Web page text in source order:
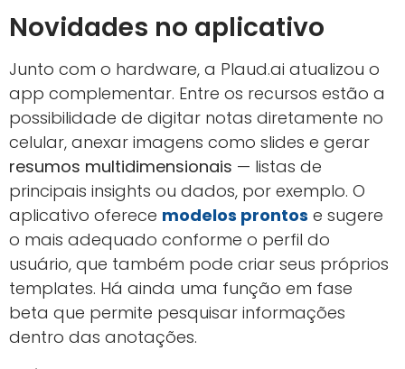
Novidades no aplicativo
Junto com o hardware, a Plaud.ai atualizou o
app complementar. Entre os recursos estão a
possibilidade de digitar notas diretamente no
celular, anexar imagens como slides e gerar
resumos multidimensionais — listas de
principais insights ou dados, por exemplo. O
aplicativo oferece modelos prontos e sugere
o mais adequado conforme o perfil do
usuário, que também pode criar seus próprios
templates. Há ainda uma função em fase
beta que permite pesquisar informações
dentro das anotações.